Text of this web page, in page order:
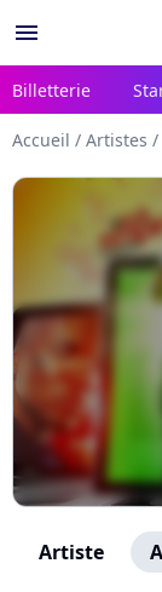
menu
Billetterie
Accueil / Artistes /
Artiste